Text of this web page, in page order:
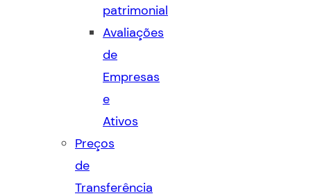
patrimonial
Avaliações
de
Empresas
e
Ativos
Preços
de
Transferência